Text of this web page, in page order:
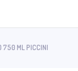
750 ML PICCINI